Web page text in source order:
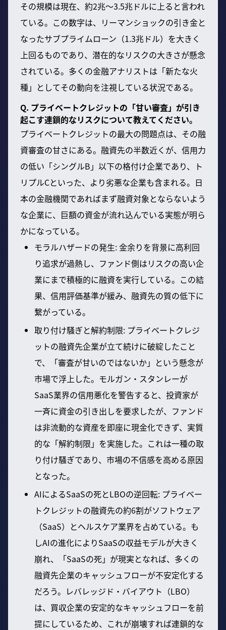
その規模は現在、約2兆〜3.5兆ドルに上ると言われ
ている。この数字は、リーマンショックの引き金と
なったサブプライムローン（1.3兆ドル）を大きく
上回るものであり、潜在的なリスクの大きさが懸念
されている。多くの金融アナリストは「新たな火
種」としてその動向を注視している状況である。
Q. プライベートクレジットの「甘い審査」が引き
起こす連鎖的なリスクについて教えてください。
プライベートクレジットの最大の問題点は、その融
資審査の甘さにある。融資先の半数近くが、信用力
の低い「シングルB」以下の格付け企業であり、ト
リプルCといった、より劣悪な企業も含まれる。日
本の金融機関であればまず融資対象とならないよう
な企業に、巨額の資金が流れ込んでいる実態が明ら
かになっている。
モラルハザードの発生: 金余りを背景に高利回
り追求が過熱し、ファンド側はリスクの高い企
業にまで積極的に融資を実行している。この結
果、信用評価基準が緩み、融資先の質の低下に
繋がっている。
取り付け騒ぎと解約制限: プライベートクレジ
ットの融資先企業が立て続けに破綻したこと
で、「審査が甘いのではないか」という懸念が
市場で浮上した。モルガン・スタンレーが
SaaS業界の信用悪化を警告すると、投資家が
一斉に資金の引き出しを要求したが、ファンド
は非流動的な資産を即座に現金化できず、実質
的な「解約制限」を実施した。これは一種の取
り付け騒ぎであり、市場の不信感を高める原因
となった。
AIによるSaaSの死とLBOの逆回転: プライベー
トクレジットの融資先の約6割がソフトウェア
（SaaS）とヘルスケア業界を占めている。も
しAIの進化によりSaaSの収益モデルが大きく
崩れ、「SaaSの死」が現実となれば、多くの
融資先企業のキャッシュフローが不安定化する
だろう。レバレッジド・バイアウト（LBO）
は、買収企業の安定的なキャッシュフローを前
提にしているため、これが崩壊すれば連鎖的な